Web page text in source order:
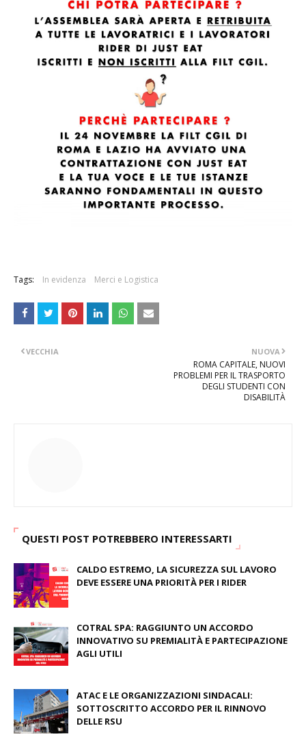
Tags: In evidenza Merci e Logistica
NUOVA
ROMA CAPITALE, NUOVI
PROBLEMI PER IL TRASPORTO
DEGLI STUDENTI CON
DISABILITÀ
VECCHIA
QUESTI POST POTREBBERO INTERESSARTI
CALDO ESTREMO, LA SICUREZZA SUL LAVORO
DEVE ESSERE UNA PRIORITÀ PER I RIDER
COTRAL SPA: RAGGIUNTO UN ACCORDO
INNOVATIVO SU PREMIALITÀ E PARTECIPAZIONE
AGLI UTILI
ATAC E LE ORGANIZZAZIONI SINDACALI:
SOTTOSCRITTO ACCORDO PER IL RINNOVO
DELLE RSU